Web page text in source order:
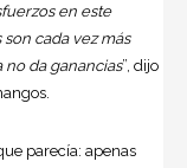
en este
cada vez más
no da ganancias”, dijo
parecía: apenas